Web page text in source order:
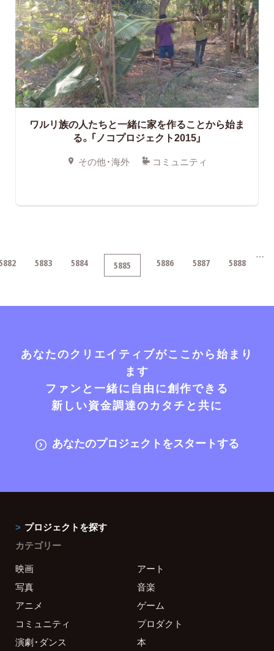
ワルリ族の人たちと一緒に家を作ることから始ま
る。「ノコプロジェクト2015」
その他・海外 コミュニティ
5883 5884 5885 5886 5887 5888 …
あなたのクリエイティブがここから始まり
ます
ファンと一緒に自由に創作できる
新しい資金調達のカタチと共に
あなたのプロジェクトをスタートする
プロジェクトを探す
カテゴリー
映画
アート
写真
音楽
アニメ
ゲーム
コミュニティ
プロダクト
演劇・ダンス
本